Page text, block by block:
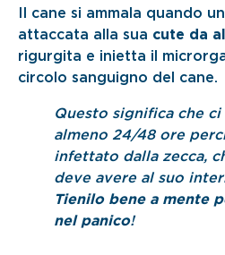
Il cane si ammala quando
attaccata alla sua cute da
rigurgita e inietta il
circolo sanguigno del cane.
Questo significa che
almeno 24/48 ore
infettato dalla zecca,
deve avere al suo
Tienilo bene a mente
nel panico!